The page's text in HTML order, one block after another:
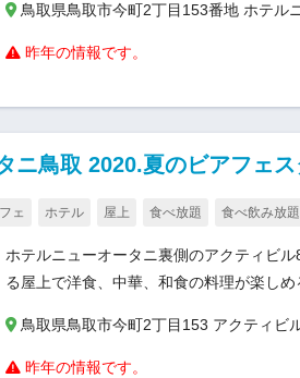
鳥取県鳥取市今町2丁目153番地 ホテル
昨年の情報です。
ニ鳥取 2020.夏のビアフェス
ェ ホテル 屋上 食べ放題 食べ飲み放題
ホテルニューオータニ裏側のアクティビ
る屋上で洋食、中華、和食の料理が楽しめ
鳥取県鳥取市今町2丁目153 アクティビ
昨年の情報です。